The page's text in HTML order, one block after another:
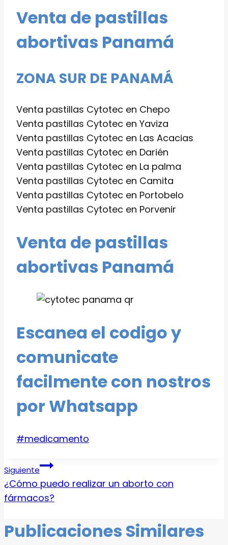
Venta de pastillas
abortivas Panamá
ZONA SUR DE PANAMÁ
Venta pastillas Cytotec en Chepo
Venta pastillas Cytotec en Yaviza
Venta pastillas Cytotec en Las Acacias
Venta pastillas Cytotec en Darién
Venta pastillas Cytotec en La palma
Venta pastillas Cytotec en Camita
Venta pastillas Cytotec en Portobelo
Venta pastillas Cytotec en Porvenir
Venta de pastillas
abortivas Panamá
Escanea el codigo y
comunicate
facilmente con nostros
por Whatsapp
Etiquetas
la
entrada:
#medicamento
Navegación
de
entradas
Siguiente
¿Cómo puedo realizar un aborto con
fármacos?
Publicaciones Similares